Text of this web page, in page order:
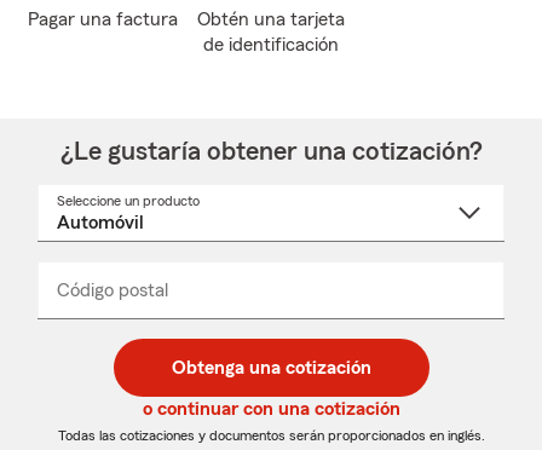
Pagar una factura
Obtén una tarjeta
de identificación
¿Le gustaría obtener una cotización?
Seleccione un producto
desplegable
Código postal
de
5
dígitos
de
5
dígitos
_____
Obtenga una cotización
o continuar con una cotización
Todas las cotizaciones y documentos serán proporcionados en inglés.